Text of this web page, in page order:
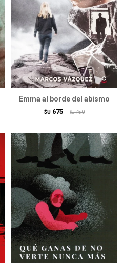
Emma al borde del abismo
$U 675 $U 750